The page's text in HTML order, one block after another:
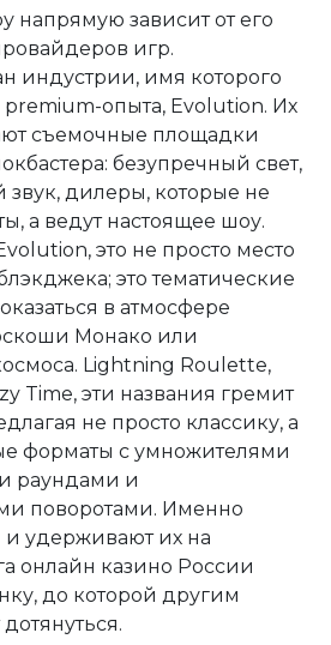
напрямую зависит от его
игр.
индустрии, имя которого
опыта, Evolution. Их
съемочные площадки
безупречный свет,
звук, дилеры, которые не
а ведут настоящее шоу.
это не просто место
это тематические
в атмосфере
Монако или
Lightning Roulette,
Time, эти названия гремит
не просто классику, а
форматы с умножителями
раундами и
поворотами. Именно
удерживают их на
онлайн казино России
до которой другим